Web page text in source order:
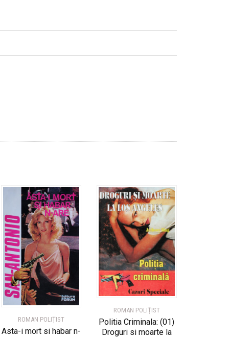
ROMAN POLIȚIST
Asta-i mort si habar n-
ROMAN POLIȚIST
Politia Criminala: (01)
Droguri si moarte la